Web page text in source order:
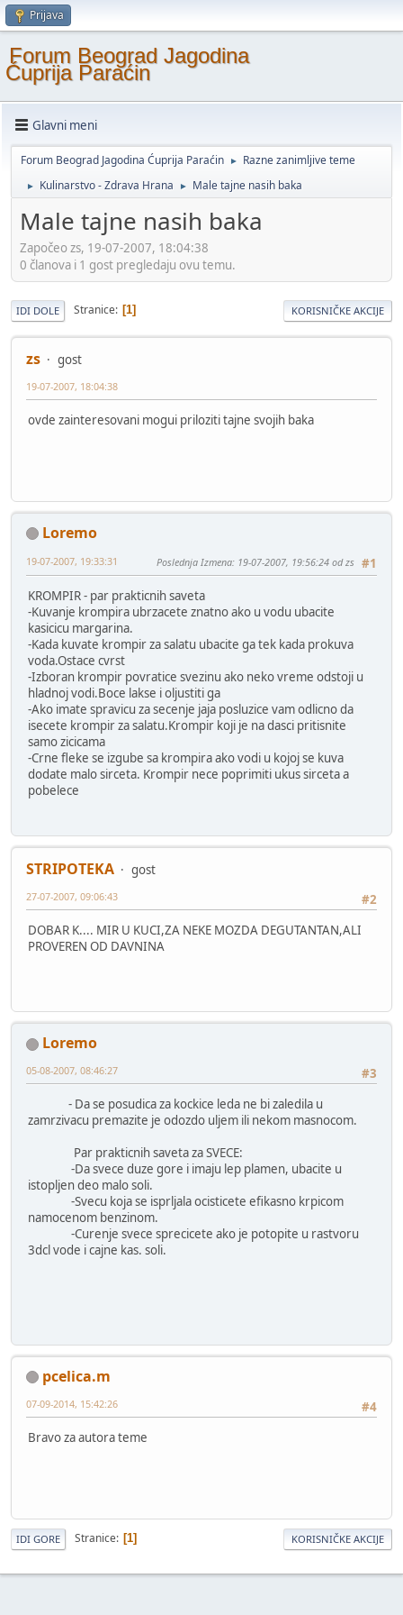
Prijava
Forum Beograd Jagodina
Ćuprija Paraćin
Glavni meni
Forum Beograd Jagodina Ćuprija Paraćin ► Razne zanimljive teme
► Kulinarstvo - Zdrava Hrana ► Male tajne nasih baka
Male tajne nasih baka
Započeo zs, 19-07-2007, 18:04:38
0 članova i 1 gost pregledaju ovu temu.
IDI DOLE Stranice 1 KORISNIČKE AKCIJE
zs gost
19-07-2007, 18:04:38
ovde zainteresovani mogui priloziti tajne svojih baka
Loremo
#1
19-07-2007, 19:33:31 Poslednja Izmena: 19-07-2007, 19:56:24 od zs
KROMPIR - par prakticnih saveta
-Kuvanje krompira ubrzacete znatno ako u vodu ubacite
kasicicu margarina.
-Kada kuvate krompir za salatu ubacite ga tek kada prokuva
voda.Ostace cvrst
-Izboran krompir povratice svezinu ako neko vreme odstoji u
hladnoj vodi.Boce lakse i oljustiti ga
-Ako imate spravicu za secenje jaja posluzice vam odlicno da
isecete krompir za salatu.Krompir koji je na dasci pritisnite
samo zicicama
-Crne fleke se izgube sa krompira ako vodi u kojoj se kuva
dodate malo sirceta. Krompir nece poprimiti ukus sirceta a
pobelece
STRIPOTEKA
gost
#2
27-07-2007, 09:06:43
DOBAR K.... MIR U KUCI,ZA NEKE MOZDA DEGUTANTAN,ALI
PROVEREN OD DAVNINA
Loremo
#3
05-08-2007, 08:46:27
- Da se posudica za kockice leda ne bi zaledila u
zamrzivacu premazite je odozdo uljem ili nekom masnocom.
Par prakticnih saveta za SVECE:
-Da svece duze gore i imaju lep plamen, ubacite u
istopljen deo malo soli.
-Svecu koja se isprljala ocisticete efikasno krpicom
namocenom benzinom.
-Curenje svece sprecicete ako je potopite u rastvoru
3dcl vode i cajne kas. soli.
pcelica.m
#4
07-09-2014, 15:42:26
Bravo za autora teme
IDI GORE Stranice 1 KORISNIČKE AKCIJE